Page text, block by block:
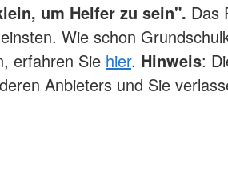
um Helfer zu sein". Das
Wie schon
erfahren Sie hier. Hinweis:
Anbieters und Sie